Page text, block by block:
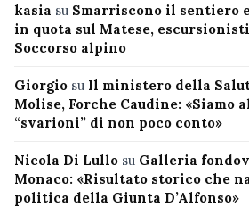
kasia su Smarriscono il sentiero
in quota sul Matese,
Soccorso alpino
Giorgio su Il ministero della
Molise, Forche Caudine: «Siamo
“svarioni” di non poco conto»
Nicola Di Lullo su Galleria
Monaco: «Risultato storico che
politica della Giunta D’Alfonso»